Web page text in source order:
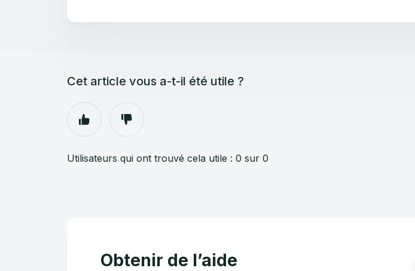
Cet article vous a-t-il été utile ?
Utilisateurs qui ont trouvé cela utile : 0 sur 0
Obtenir de l’aide